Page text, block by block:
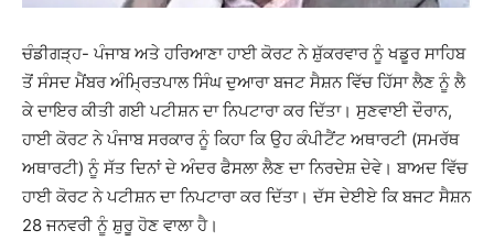
ਚੰਡੀਗੜ੍ਹ- ਪੰਜਾਬ ਅਤੇ ਹਰਿਆਣਾ ਹਾਈ ਕੋਰਟ ਨੇ ਸ਼ੁੱਕਰਵਾਰ ਨੂੰ ਖਡੂਰ ਸਾਹਿਬ
ਤੋਂ ਸੰਸਦ ਮੈਂਬਰ ਅੰਮ੍ਰਿਤਪਾਲ ਸਿੰਘ ਦੁਆਰਾ ਬਜਟ ਸੈਸ਼ਨ ਵਿੱਚ ਹਿੱਸਾ ਲੈਣ ਨੂੰ ਲੈ
ਕੇ ਦਾਇਰ ਕੀਤੀ ਗਈ ਪਟੀਸ਼ਨ ਦਾ ਨਿਪਟਾਰਾ ਕਰ ਦਿੱਤਾ। ਸੁਣਵਾਈ ਦੌਰਾਨ,
ਹਾਈ ਕੋਰਟ ਨੇ ਪੰਜਾਬ ਸਰਕਾਰ ਨੂੰ ਕਿਹਾ ਕਿ ਉਹ ਕੰਪੀਟੈਂਟ ਅਥਾਰਟੀ (ਸਮਰੱਥ
ਅਥਾਰਟੀ) ਨੂੰ ਸੱਤ ਦਿਨਾਂ ਦੇ ਅੰਦਰ ਫੈਸਲਾ ਲੈਣ ਦਾ ਨਿਰਦੇਸ਼ ਦੇਵੇ। ਬਾਅਦ ਵਿੱਚ
ਹਾਈ ਕੋਰਟ ਨੇ ਪਟੀਸ਼ਨ ਦਾ ਨਿਪਟਾਰਾ ਕਰ ਦਿੱਤਾ। ਦੱਸ ਦੇਈਏ ਕਿ ਬਜਟ ਸੈਸ਼ਨ
28 ਜਨਵਰੀ ਨੂੰ ਸ਼ੁਰੂ ਹੋਣ ਵਾਲਾ ਹੈ।